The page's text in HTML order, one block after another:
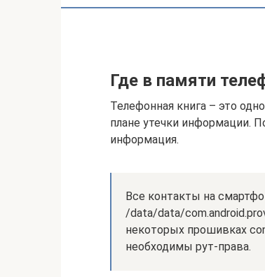
Где в памяти
Телефонная книга – это
плане утечки информации.
информация.
Все контакты на
/data/data/
некоторых прошивках
необходимы рут-права.